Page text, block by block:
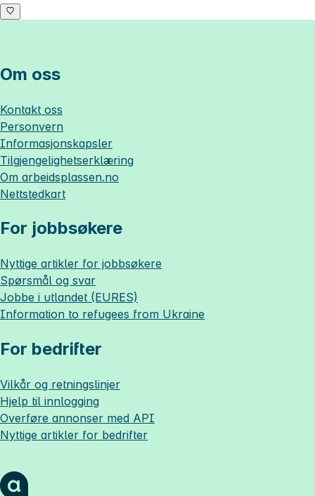
Om oss
Kontakt oss
Personvern
Informasjonskapsler
Tilgjengelighetserklæring
Om arbeidsplassen.no
Nettstedkart
For jobbsøkere
Nyttige artikler for jobbsøkere
Spørsmål og svar
Jobbe i utlandet (EURES)
Information to refugees from Ukraine
For bedrifter
Vilkår og retningslinjer
Hjelp til innlogging
Overføre annonser med API
Nyttige artikler for bedrifter